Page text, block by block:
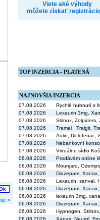
>
Viete aké výhody
môžete získať
TOP INZERCIA - PLATENÁ
NAJNOVŠIA INZERCIA
07.08.2026
Rychlé hubnutí s
07.08.2026
Lexaurin 3mg,
07.08.2026
Stilnox, Zolpidem,
07.08.2026
Tramal , Tralgit,
07.08.2026
Aulin, Diclofenac,
07.08.2026
Nebankovní
07.08.2026
Virtuálne sídlo
06.08.2026
Prodávám online
06.08.2026
Mounjaro,
06.08.2026
Diazepam,
06.08.2026
Lexaurin, sanval,
06.08.2026
Diazepam,
06.08.2026
lexaurin 3mg,
06.08.2026
Diazepam,
06.08.2026
Hypnogen,
06.08.2026
Xanax, Neurol,